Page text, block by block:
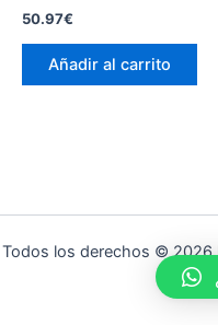
50.97€
Añadir al carrito
Todos los derechos © 2026
Astra